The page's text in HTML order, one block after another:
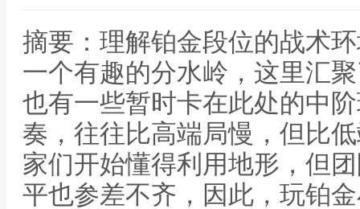
摘要：理解铂金段位的战术
一个有趣的分水岭，这里汇
也有一些暂时卡在此处的中
奏，往往比高端局慢，但比
家们开始懂得利用地形，但
平也参差不齐，因此，玩铂